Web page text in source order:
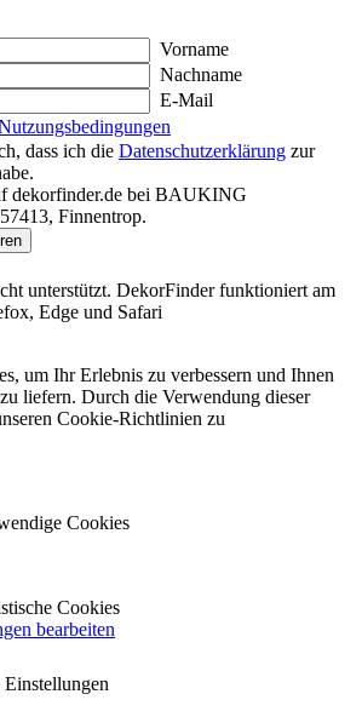
Vorname
Nachname
E-Mail
dass ich die Datenschutzerklärung zur
dekorfinder.de bei BAUKING
Finnentrop.
unterstützt. DekorFinder funktioniert am
Edge und Safari
um Ihr Erlebnis zu verbessern und Ihnen
liefern. Durch die Verwendung dieser
Cookie-Richtlinien zu
Cookies
Cookies
bearbeiten